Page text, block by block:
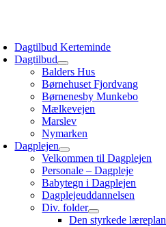
Dagtilbud Kerteminde
Dagtilbud
Balders Hus
Børnehuset Fjordvang
Børnenesby Munkebo
Mælkevejen
Marslev
Nymarken
Dagplejen
Velkommen til Dagplejen
Personale – Dagpleje
Babytegn i Dagplejen
Dagplejeuddannelsen
Div. folder
Den styrkede læreplan